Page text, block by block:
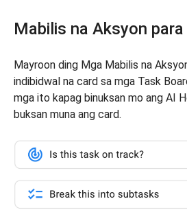
Mabilis na Aksyon
Mayroon ding Mga Mabilis na
indibidwal na card sa mga Task
mga ito kapag binuksan mo ang AI
buksan muna ang card.